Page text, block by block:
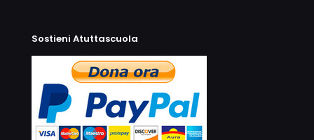
Sostieni Atuttascuola